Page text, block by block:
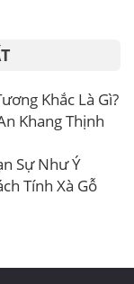
Khắc Là Gì?
Khang Thịnh
Sự Như Ý
Tính Xà Gỗ